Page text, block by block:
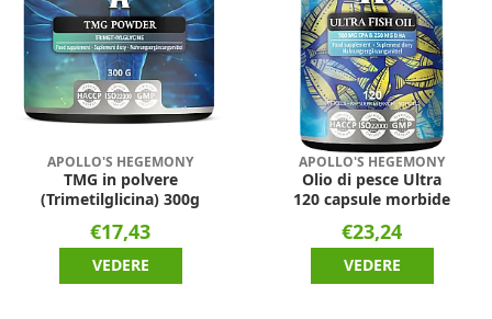
APOLLO'S HEGEMONY
TMG in polvere
(Trimetilglicina) 300g
€17,43
VEDERE
APOLLO'S HEGEMONY
Olio di pesce Ultra
120 capsule morbide
€23,24
VEDERE